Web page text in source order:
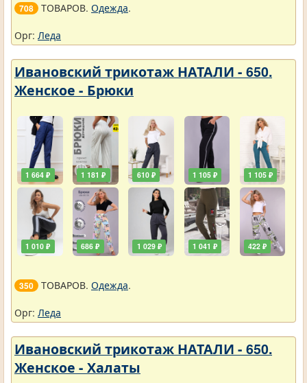
708 ТОВАРОВ. Одежда.
Орг: Леда
Ивановский трикотаж НАТАЛИ - 650.
Женское - Брюки
1 664 ₽
1 010 ₽
1 181 ₽
686 ₽
610 ₽
1 029 ₽
1 105 ₽
1 041 ₽
1 105 ₽
422 ₽
350 ТОВАРОВ. Одежда.
Орг: Леда
Ивановский трикотаж НАТАЛИ - 650.
Женское - Халаты